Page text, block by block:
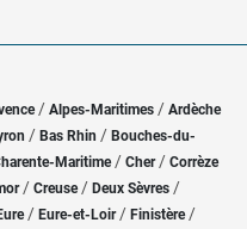
/ Alpes-Maritimes / Ardèche
/ Bas Rhin / Bouches-du-
Maritime/ Cher / Corrèze
/ Creuse/ Deux Sèvres /
/ Eure-et-Loir / Finistère/